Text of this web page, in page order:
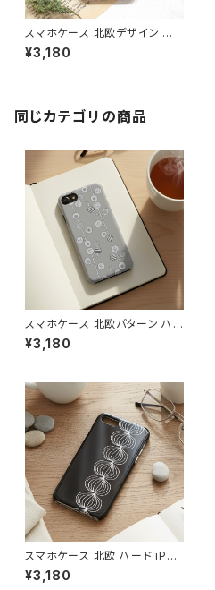
スマホケース 北欧デザイン ハ
ードケース iPhone17/galaxy/
Googlepixel/Xperia 個性的
¥3,180
同じカテゴリの商品
スマホケース 北欧パターン ハ
ードケース iPhone17/galaxy/
Googlepixel/Xperia ニュア
レイ】 hardcase
¥3,180
スマホケース 北欧 ハード iPho
ne17/16/15/ モノトーン シンプ
ル ギフト おしゃれ【玉ねぎ】 har
¥3,180